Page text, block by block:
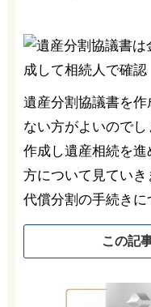
遺産分割協議書を
ない方がよいので
作成し遺産相続を
方について見てい
代償分割の手続きに
この記